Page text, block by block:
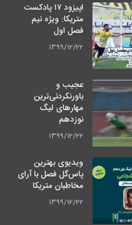
اپیزود ۱۷ پادکست
متریکا: ویژه نیم
فصل اول
۱۳۹۹/۱۲/۲۲
عجیب و
باورنکردنی‌ترین
مهارهای لیگ
نوزدهم
۱۳۹۹/۱۲/۲۲
ویدیوی بهترین
پاس‌گل فصل با آرای
مخاطبان متریکا
۱۳۹۹/۱۲/۲۲